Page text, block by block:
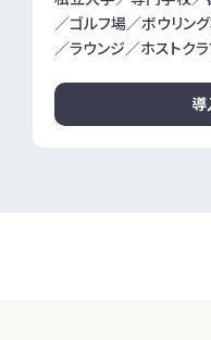
／ゴルフ場／ボウリン
／ラウンジ／ホストク
導